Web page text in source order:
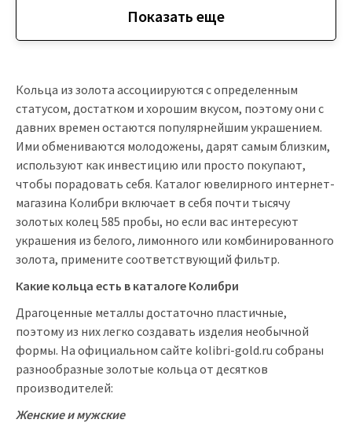
Показать еще
Кольца из золота ассоциируются с определенным
статусом, достатком и хорошим вкусом, поэтому они с
давних времен остаются популярнейшим украшением.
Ими обмениваются молодожены, дарят самым близким,
используют как инвестицию или просто покупают,
чтобы порадовать себя. Каталог ювелирного интернет-
магазина Колибри включает в себя почти тысячу
золотых колец 585 пробы, но если вас интересуют
украшения из белого, лимонного или комбинированного
золота, примените соответствующий фильтр.
Какие кольца есть в каталоге Колибри
Драгоценные металлы достаточно пластичные,
поэтому из них легко создавать изделия необычной
формы. На официальном сайте kolibri-gold.ru собраны
разнообразные золотые кольца от десятков
производителей:
Женские и мужские